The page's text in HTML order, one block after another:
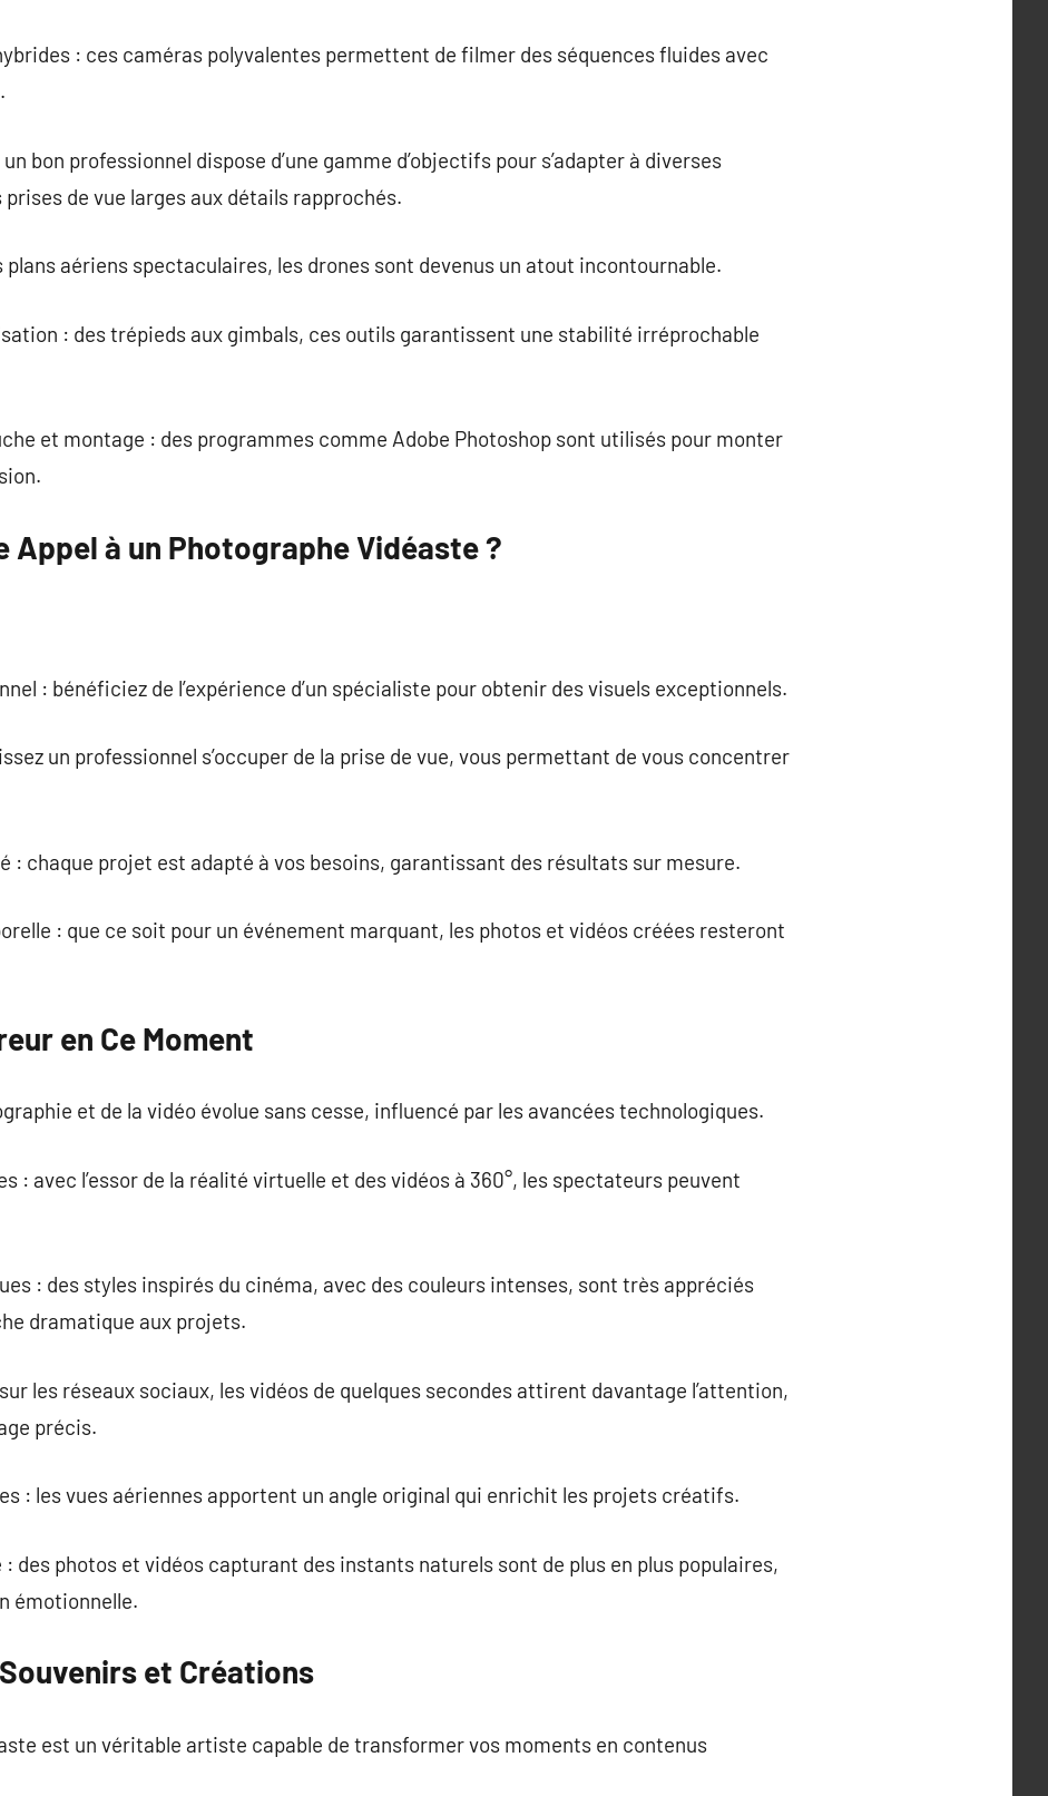
: ces caméras polyvalentes permettent de filmer des séquences fluides avec
bon professionnel dispose d’une gamme d’objectifs pour s’adapter à diverses
de vue larges aux détails rapprochés.
plans aériens spectaculaires, les drones sont devenus un atout incontournable.
: des trépieds aux gimbals, ces outils garantissent une stabilité irréprochable
et montage : des programmes comme Adobe Photoshop sont utilisés pour monter
Appel à un Photographe Vidéaste ?
: bénéficiez de l’expérience d’un spécialiste pour obtenir des visuels exceptionnels.
un professionnel s’occuper de la prise de vue, vous permettant de vous concentrer
: chaque projet est adapté à vos besoins, garantissant des résultats sur mesure.
: que ce soit pour un événement marquant, les photos et vidéos créées resteront
en Ce Moment
et de la vidéo évolue sans cesse, influencé par les avancées technologiques.
: avec l’essor de la réalité virtuelle et des vidéos à 360°, les spectateurs peuvent
: des styles inspirés du cinéma, avec des couleurs intenses, sont très appréciés
dramatique aux projets.
les réseaux sociaux, les vidéos de quelques secondes attirent davantage l’attention,
précis.
: les vues aériennes apportent un angle original qui enrichit les projets créatifs.
des photos et vidéos capturant des instants naturels sont de plus en plus populaires,
émotionnelle.
et Créations
est un véritable artiste capable de transformer vos moments en contenus